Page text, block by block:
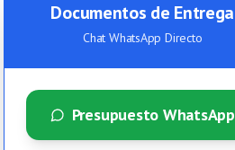
Documentos de Entrega
Chat WhatsApp Directo
Presupuesto WhatsApp